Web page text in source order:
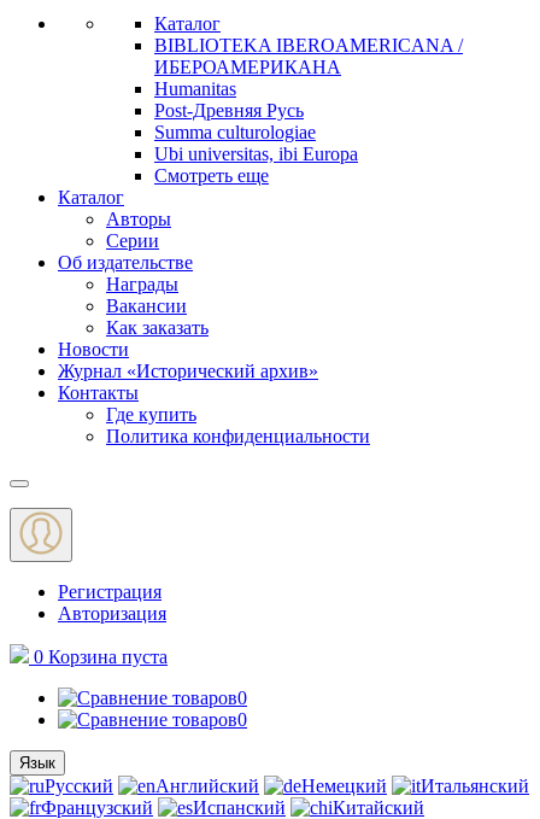
Каталог
BIBLIOTEKA IBEROAMERICANA /
ИБЕРОАМЕРИКАНА
Humanitas
Post-Древняя Русь
Summa culturologiae
Ubi universitas, ibi Europa
Смотреть еще
Каталог
Авторы
Серии
Об издательстве
Награды
Вакансии
Как заказать
Новости
Журнал «Исторический архив»‎
Контакты
Где купить
Политика конфиденциальности
Меню
Регистрация
Авторизация
0 Корзина пуста
0
0
Язык
Русский Английский Немецкий
Итальянский
Французский
Испанский Китайский